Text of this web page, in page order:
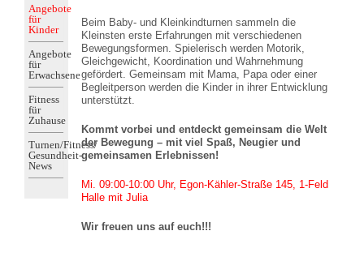
Beim Baby- und Kleinkindturnen sammeln die
Kleinsten erste Erfahrungen mit verschiedenen
Bewegungsformen. Spielerisch werden Motorik,
Gleichgewicht, Koordination und Wahrnehmung
gefördert. Gemeinsam mit Mama, Papa oder einer
Begleitperson werden die Kinder in ihrer Entwicklung
unterstützt.
Kommt vorbei und entdeckt gemeinsam die Welt
der Bewegung – mit viel Spaß, Neugier und
gemeinsamen Erlebnissen!
Mi. 09:00-10:00 Uhr, Egon-Kähler-Straße 145, 1-Feld
Halle mit Julia
Wir freuen uns auf euch!!!
Angebote
für
Kinder
Angebote
für
Erwachsene
Fitness
für
Zuhause
Turnen/Fitness/
Gesundheit-
News